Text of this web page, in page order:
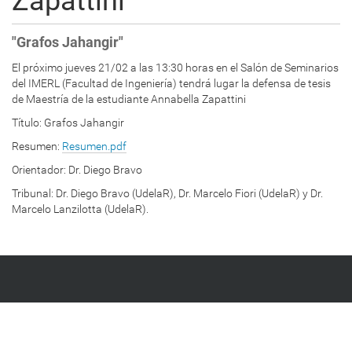
"Grafos Jahangir"
El próximo jueves 21/02 a las 13:30 horas en el Salón de Seminarios
del IMERL (Facultad de Ingeniería) tendrá lugar la defensa de tesis
de Maestría de la estudiante Annabella Zapattini
Título: Grafos Jahangir
Resumen: Resumen.pdf
Orientador: Dr. Diego Bravo
Tribunal: Dr. Diego Bravo (UdelaR), Dr. Marcelo Fiori (UdelaR) y Dr.
Marcelo Lanzilotta (UdelaR).